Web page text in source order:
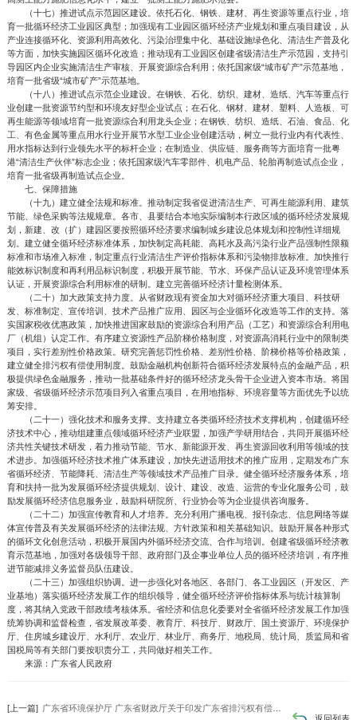
（十七）推进试点示范园区建设。依托石化、钢铁、建材、再生资源等重点行业，培
育一批循环经济工业园区典型；加强现有工业园区循环经济产业规划和重点项目建设，从
产业连接循环化、资源利用高效化、污染治理集中化、基础设施绿色化、清洁生产普及化
等方面，加快实施园区循环化改造；推动现有工业园区创建省级清洁生产示范园，支持引
导园区内企业实施清洁生产审核、开展资源综合利用；依托国家级“城市矿产”示范基地，
培育一批省级“城市矿产”示范基地。
（十八）推进试点示范企业建设。在钢铁、石化、纺织、建材、造纸、汽车等重点行
业创建一批资源节约型和环境友好型企业试点；在石化、钢材、建材、塑料、人造板、可
再生能源等领域培育一批资源综合利用龙头企业；在钢铁、纺织、造纸、石油、食品、化
工、有色金属等重点用水行业开展节水型工业企业创建活动，树立一批行业内有代表性、
用水指标达到行业领先水平的标杆企业；在制造业、供应链、服务商等方面培育一批粤
港“清洁生产伙伴”标志企业；依托国家级汽车零部件、机电产品、轮胎再制造试点企业，
培育一批省级再制造试点企业。
七、保障措施
（十九）建立健全法规和标准。推动制定我省促进清洁生产、可再生能源利用、建筑
节能、绿色采购等法规规章。各市、县要结合本地实际编制本行政区域的循环经济发展规
划，新建、改（扩）建园区要按照循环经济要求编制城乡建设总体规划和控制性详细规
划。建立健全循环经济标准体系，加快制定高耗能、高耗水及高污染行业产品强制性限额
标准和市场准入标准，制定重点行业清洁生产评价指标体系和污染物排放标准。加快推行
能效标识制度和再利用品标识制度，积极开展节能、节水、环保产品认证及环境管理体系
认证，开展资源综合利用标准的研制。建立完善循环经济计量检测体系。
（二十）加大政策支持力度。从省财政现有资金加大对循环经济重大项目、科技研
发、标准制定、宣传培训、技术产品推广应用、园区与企业循环化改造等工作的支持。落
实国家税收优惠政策，加快推进国家鼓励的资源综合利用产品（工艺）和资源综合利用电
厂（机组）认定工作。有序建立资源性产品阶梯价格制度，对资源高消耗行业中的限制类
项目，实行差别性价格政策。研究完善惩罚性价格、差别性价格、阶梯价格等价格政策，
建立健全排污权有偿使用制度。鼓励金融机构创新符合循环经济发展特点的金融产品，积
极提供绿色金融服务，推动一批基础条件好的循环经济龙头骨干企业进入资本市场。将国
家级、省级循环经济示范项目列入省重点项目，在用地指标、环境容量等方面优先予以统
筹安排。
（二十一）强化技术和服务支撑。支持建立各类循环经济技术支撑机构，创建循环经
济技术中心，推动组建重点领域循环经济产业联盟，加强产学研用结合，共同开展循环经
济共性关键技术研发，着力推动节能、节水、新能源开发、再生资源回收利用等领域的技
术进步。加强循环经济技术推广体系建设，加快先进适用技术的推广应用，定期发布广东
省循环经济、节能降耗、清洁生产等领域技术产品推广目录。健全循环经济服务体系，培
育和扶持一批为发展循环经济提供规划、设计、建设、改造、运营的专业化服务公司，鼓
励发展循环经济信息服务业，鼓励科研院所、行业协会等为企业提供咨询服务。
（二十二）加强宣传教育和人才培养。充分利用广播电视、报刊杂志、信息网络等媒
体宣传普及有关发展循环经济的法律法规、方针政策和相关基础知识。鼓励开展各种形式
的循环文化创意活动，积极开展国内外循环经济交流、合作与培训。创建省级循环经济教
育示范基地，加强对各级领导干部、政府部门及企事业单位人员的循环经济培训，有序推
进节能减排义务监督员队伍建设。
（二十三）加强组织协调。进一步强化对各地区、各部门、各工业园区（开发区、产
业基地）落实循环经济发展工作的组织领导，健全循环经济评价指标体系与统计核算制
度，将其纳入党政干部政绩考核体系。省经济和信息化委要对全省循环经济发展工作加强
统筹协调和监督检查，省发展改革委、教育厅、科技厅、财政厅、国土资源厅、环境保护
厅、住房城乡建设厅、水利厅、农业厅、林业厅、商务厅、地税局、统计局、质监局和省
国税局等有关部门要按职责分工，共同做好相关工作。
来源：广东省人民政府
[上一篇] 广东省环境保护厅 广东省财政厅关于印发广东省排污权有偿使用和交易试点管理办法的通知